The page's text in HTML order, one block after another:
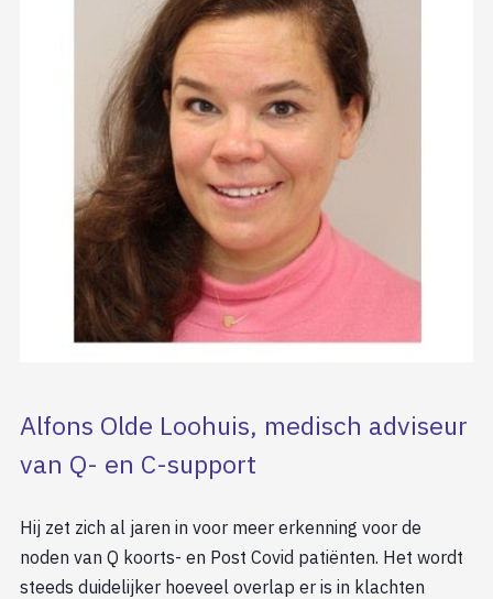
Alfons Olde Loohuis, medisch adviseur
van Q- en C-support
Hij zet zich al jaren in voor meer erkenning voor de
noden van Q koorts- en Post Covid patiënten. Het wordt
steeds duidelijker hoeveel overlap er is in klachten